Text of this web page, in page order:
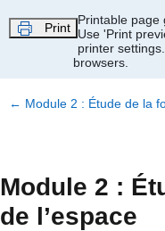
Print
Printable page
Use 'Print
printer settings.
browsers.
← Module 2 : Étude de la
Module 2 :
de l’espace